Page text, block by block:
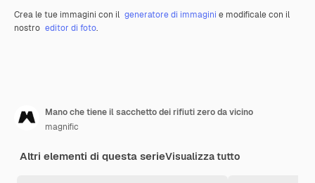
Crea le tue immagini con il generatore di immagini e modificale con il
nostro editor di foto.
Mano che tiene il sacchetto dei rifiuti zero da vicino
magnific
Altri elementi di questa serieVisualizza tutto